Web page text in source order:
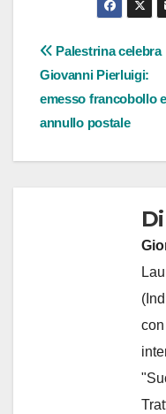
articoli
Palestrina celebra
Giovanni Pierluigi:
emesso francobollo e
annullo postale
Di